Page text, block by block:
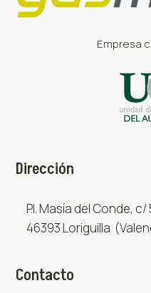
Empresa
Dirección
P.I. Masía del Conde, c/
46393 Loriguilla
Contacto